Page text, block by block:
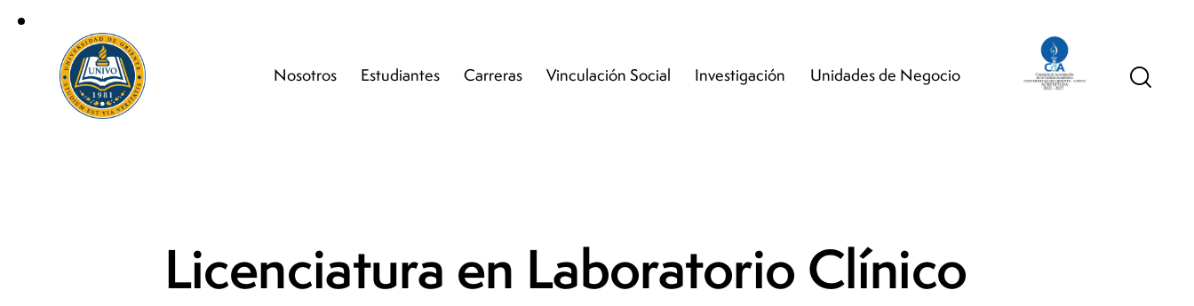
Nosotros Estudiantes Carreras Vinculación Social Investigación Unidades de Negocio
Licenciatura en Laboratorio Clínico